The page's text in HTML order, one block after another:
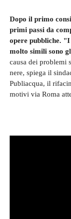
Dopo il primo
primi passi da
opere pubbliche.
molto simili sono
causa dei problemi
nere, spiega il
Publiacqua, il
motivi via Roma